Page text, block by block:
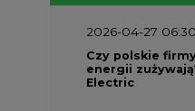
2026-04-27 06:30
Czy polskie
energii
Electric